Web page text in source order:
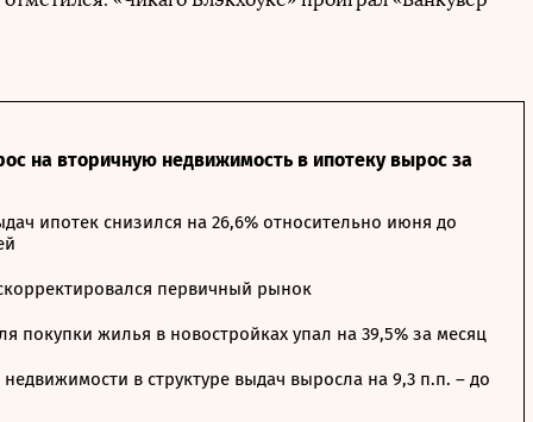
на вторичную недвижимость в ипотеку вырос за
ипотек снизился на 26,6% относительно июня до
первичный рынок
покупки жилья в новостройках упал на 39,5% за месяц
в структуре выдач выросла на 9,3 п.п. – до